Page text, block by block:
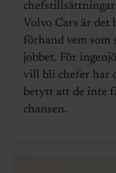
Volvo Cars är det
förhand vem som
jobbet. För
vill bli chefer har
betytt att de inte
chansen.